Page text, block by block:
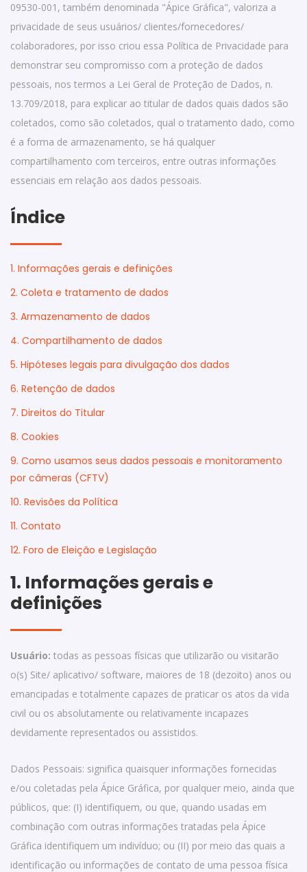
09530-001, também denominada "Ápice Gráfica", valoriza a
privacidade de seus usuários/ clientes/fornecedores/
colaboradores, por isso criou essa Política de Privacidade para
demonstrar seu compromisso com a proteção de dados
pessoais, nos termos a Lei Geral de Proteção de Dados, n.
13.709/2018, para explicar ao titular de dados quais dados são
coletados, como são coletados, qual o tratamento dado, como
é a forma de armazenamento, se há qualquer
compartilhamento com terceiros, entre outras informações
essenciais em relação aos dados pessoais.
Índice
1. Informações gerais e definições
2. Coleta e tratamento de dados
3. Armazenamento de dados
4. Compartilhamento de dados
5. Hipóteses legais para divulgação dos dados
6. Retenção de dados
7. Direitos do Titular
8. Cookies
9. Como usamos seus dados pessoais e monitoramento
por câmeras (CFTV)
10. Revisões da Política
11. Contato
12. Foro de Eleição e Legislação
1. Informações gerais e
definições
Usuário: todas as pessoas físicas que utilizarão ou visitarão
o(s) Site/ aplicativo/ software, maiores de 18 (dezoito) anos ou
emancipadas e totalmente capazes de praticar os atos da vida
civil ou os absolutamente ou relativamente incapazes
devidamente representados ou assistidos.
Dados Pessoais: significa quaisquer informações fornecidas
e/ou coletadas pela Ápice Gráfica, por qualquer meio, ainda que
públicos, que: (I) identifiquem, ou que, quando usadas em
combinação com outras informações tratadas pela Ápice
Gráfica identifiquem um indivíduo; ou (II) por meio das quais a
identificação ou informações de contato de uma pessoa física